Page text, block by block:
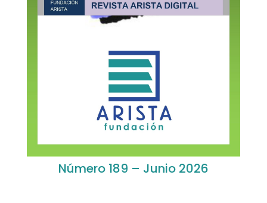
Número 189 – Junio 2026